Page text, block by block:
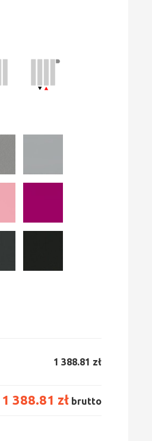
1 388.81 zł
1 388.81 zł brutto